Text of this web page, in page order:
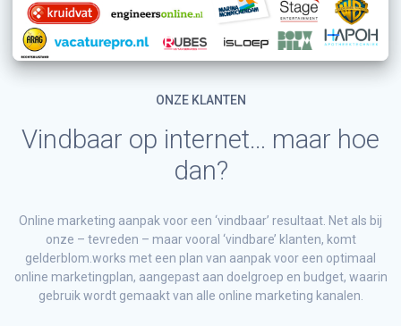
ONZE KLANTEN
Vindbaar op internet… maar hoe
dan?
Online marketing aanpak voor een ‘vindbaar’ resultaat. Net als bij
onze – tevreden – maar vooral ‘vindbare’ klanten, komt
gelderblom.works met een plan van aanpak voor een optimaal
online marketingplan, aangepast aan doelgroep en budget, waarin
gebruik wordt gemaakt van alle online marketing kanalen.